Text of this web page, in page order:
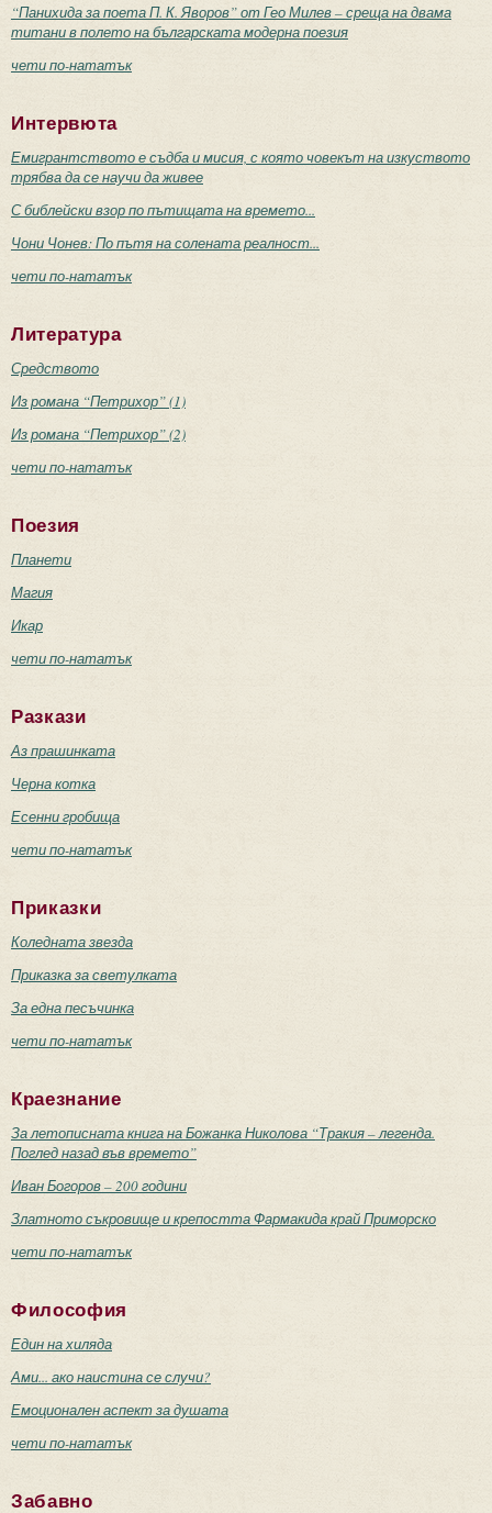
“Панихида за поета П. К. Яворов” от Гео Милев – среща на двама
титани в полето на българската модерна поезия
чети по-нататък
Интервюта
Емигрантството е съдба и мисия, с която човекът на изкуството
трябва да се научи да живее
С библейски взор по пътищата на времето...
Чони Чонев: По пътя на солената реалност...
чети по-нататък
Литература
Средството
Из романа “Петрихор” (1)
Из романа “Петрихор” (2)
чети по-нататък
Поезия
Планети
Магия
Икар
чети по-нататък
Разкази
Аз прашинката
Черна котка
Есенни гробища
чети по-нататък
Приказки
Коледната звезда
Приказка за светулката
За една песъчинка
чети по-нататък
Краезнание
За летописната книга на Божанка Николова “Тракия – легенда.
Поглед назад във времето”
Иван Богоров – 200 години
Златното съкровище и крепостта Фармакида край Приморско
чети по-нататък
Философия
Един на хиляда
Ами... ако наистина се случи?
Емоционален аспект за душата
чети по-нататък
Забавно